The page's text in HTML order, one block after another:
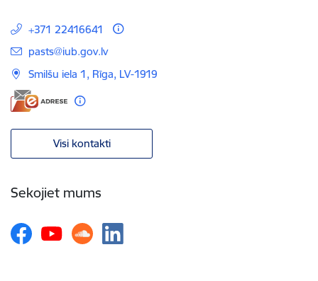
+371 22416641
E-pasts:
pasts@iub.gov.lv
Smilšu iela 1, Rīga, LV-1919
Visi kontakti
Sekojiet mums